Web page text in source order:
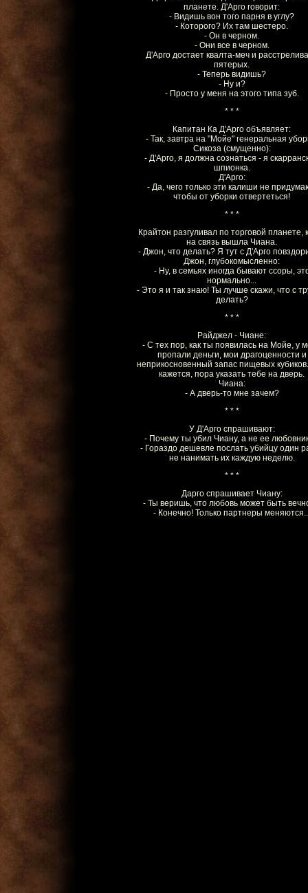
планете. Д'Арго говорит:
- Видишь вон того парня в углу?
- Которого? Их там шестеро.
- Он в черном.
- Они все в черном.
Д'Арго достает квалта-меч и
пятерых.
- Теперь видишь?
- Ну и?
- Просто у меня на этого типа зуб.
* * *
Капитан Ка Д'Арго объявляет:
- Так, завтра на "Мойе" генеральная
Сикоза (смущенно):
- Д'Арго, я должна сознаться - я
шпионка.
Д'Арго:
- Да, чего только эти калиши не
чтобы от уборки отвертеться!
* * *
Крайтон разгуливал по торговой планете,
на связь вышла Чиана.
- Джон, что делать? Я тут с Д'Арго
Джон, глубокомысленно:
- Ну, в семьях иногда бывают ссоры,
нормально...
- Это я и так знаю! Ты лучше скажи, что с
делать?
* * *
Райджел - Чиане:
- С тех пор, как ты появилась на Мойе, у
пропали деньги, мои драгоценности и
неприкосновенный запас пищевых
кажется, пора указать тебе на дверь.
Чиана:
- А дверь-то мне зачем?
* * *
У Д'Арго спрашивают:
- Почему ты убил Чиану, а не ее
- Гораздо дешевле послать убийцу один
не нанимать их каждую неделю.
* * *
Дарго спрашивает Чиану:
- Ты веришь, что любовь может быть
- Конечно! Только партнеры